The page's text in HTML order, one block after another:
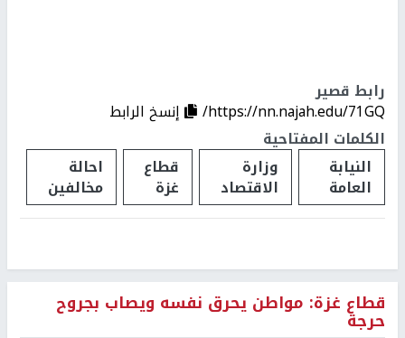
رابط قصير
https://nn.najah.edu/71GQ/
إنسخ الرابط
الكلمات المفتاحية
النيابة
العامة
وزارة
الاقتصاد
قطاع
غزة
احالة
مخالفين
قطاع غزة: مواطن يحرق نفسه ويصاب بجروح
حرجة